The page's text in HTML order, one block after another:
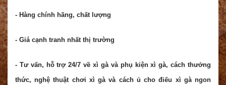
- Hàng chính hãng, chất lượng
- Giá cạnh tranh nhất thị trường
- Tư vấn, hỗ trợ 24/7 về xì gà và phụ kiện xì gà, cách thưởng
thức, nghệ thuật chơi xì gà và cách ủ cho điếu xì gà ngon